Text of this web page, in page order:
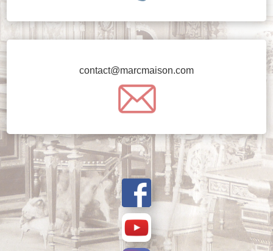
contact@marcmaison.com